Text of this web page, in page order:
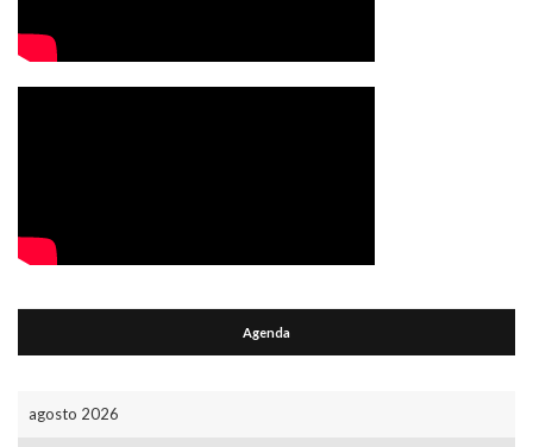
Agenda
agosto 2026